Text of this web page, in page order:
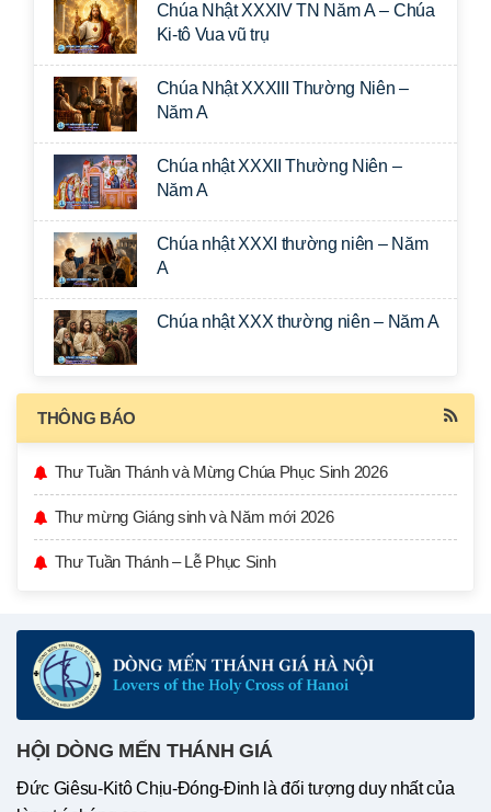
Chúa Nhật XXXIV TN Năm A – Chúa
Ki-tô Vua vũ trụ
Chúa Nhật XXXIII Thường Niên –
Năm A
Chúa nhật XXXII Thường Niên –
Năm A
Chúa nhật XXXI thường niên – Năm
A
Chúa nhật XXX thường niên – Năm A
THÔNG BÁO
Thư Tuần Thánh và Mừng Chúa Phục Sinh 2026
Thư mừng Giáng sinh và Năm mới 2026
Thư Tuần Thánh – Lễ Phục Sinh
HỘI DÒNG MẾN THÁNH GIÁ
Đức Giêsu-Kitô Chịu-Đóng-Đinh là đối tượng duy nhất của